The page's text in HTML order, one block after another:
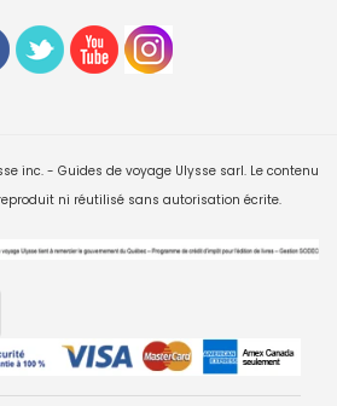
inc. - Guides de voyage Ulysse sarl. Le contenu
ni réutilisé sans autorisation écrite.